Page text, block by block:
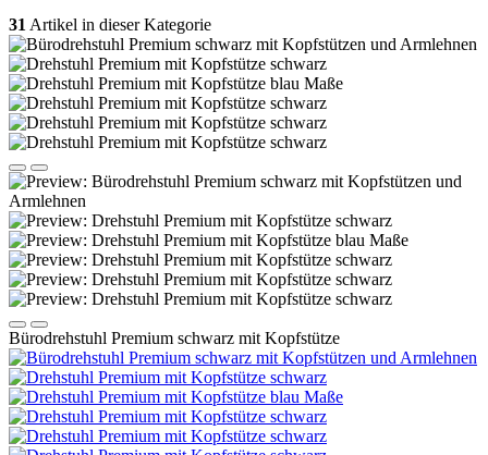
31 Artikel in dieser Kategorie
Bürodrehstuhl Premium schwarz mit Kopfstütze